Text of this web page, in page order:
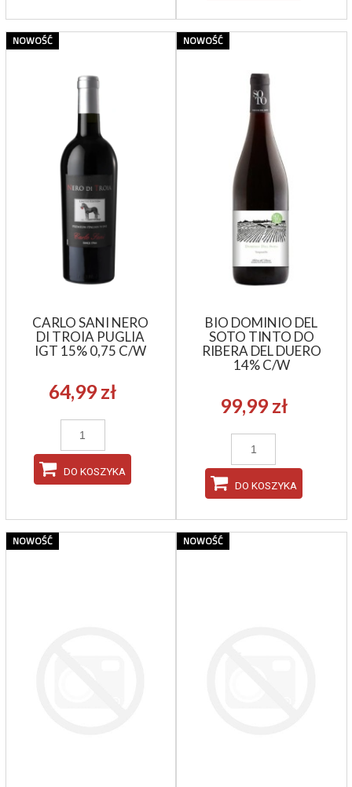
CARLO SANI NERO
DI TROIA PUGLIA
IGT 15% 0,75 C/W
64,99 zł
DO KOSZYKA
NOWOŚĆ
BIO DOMINIO DEL
SOTO TINTO DO
RIBERA DEL DUERO
14% C/W
99,99 zł
DO KOSZYKA
NOWOŚĆ
NOWOŚĆ NOWOŚĆ